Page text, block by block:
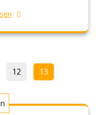
Page
12 Page
13